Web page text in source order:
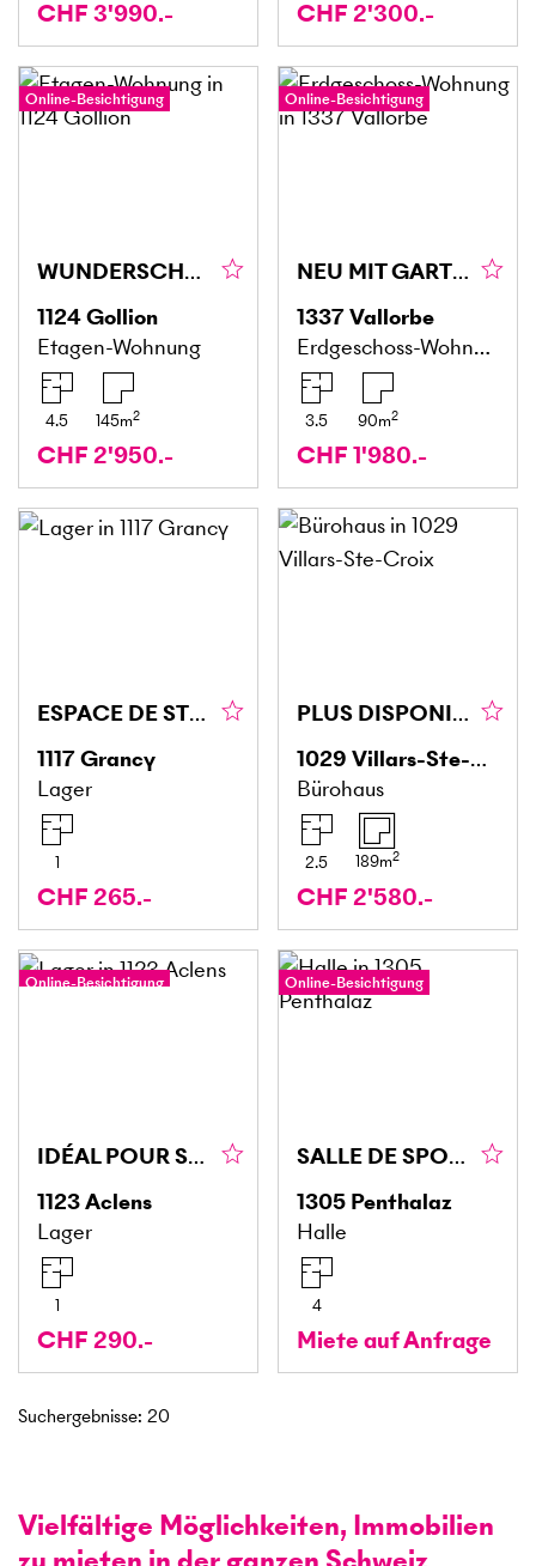
CHF 3'990.- CHF 2'300.-
Online-Besichtigung
WUNDERSCHÖN MIT GROSSEM BALKON UND VERANDA
1124Gollion
Etagen-Wohnung
4.5 145m2
CHF 2'950.-
Online-Besichtigung
NEU MIT GARTEN
1337Vallorbe
Erdgeschoss-Wohnung
3.5 90m2
CHF 1'980.-
ESPACE DE STOCKAGE EXTÉRIEUR
1117Grancy
Lager
1
CHF 265.-
PLUS DISPONIBLE
1029 Villars-Ste-Croix
Bürohaus
2.5 189m2
CHF 2'580.-
Online-Besichtigung
IDÉAL POUR STOCKAGE : DISPONIBLE DE SUITE !
1123Aclens
Lager
1
CHF 290.-
Online-Besichtigung
SALLE DE SPORT MULTIFONCTIONS
1305 Penthalaz
Halle
4
Miete auf Anfrage
Suchergebnisse: 20
Vielfältige Möglichkeiten, Immobilien